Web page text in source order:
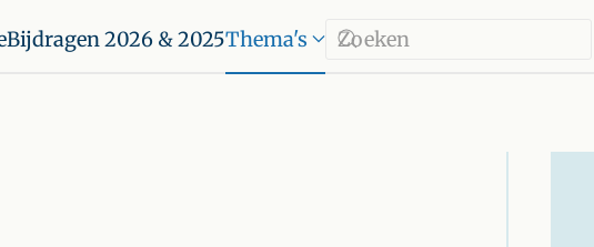
Bijdragen 2026 & 2025Thema's